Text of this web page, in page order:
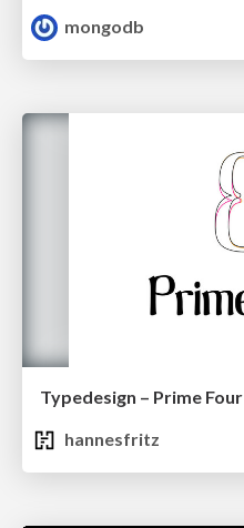
mongodb
Typedesign – Prime Four
hannesfritz